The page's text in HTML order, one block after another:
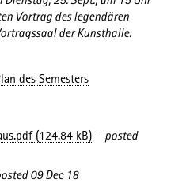
Vortrag des legendären
der Kunsthalle.
des Semesters
(124.84 kB) – posted
09 Dec 18